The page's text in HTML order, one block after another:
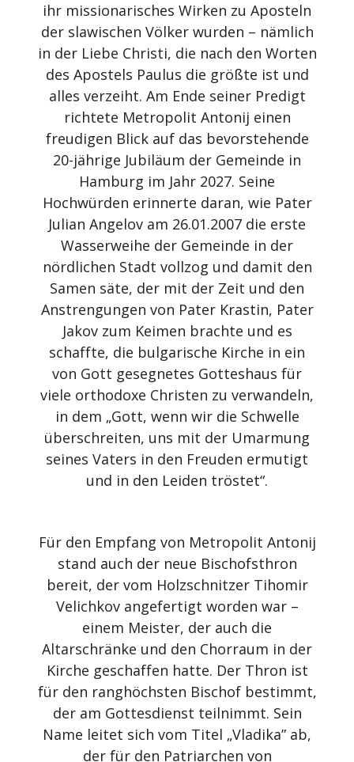
ihr missionarisches Wirken zu Aposteln
der slawischen Völker wurden – nämlich
in der Liebe Christi, die nach den Worten
des Apostels Paulus die größte ist und
alles verzeiht. Am Ende seiner Predigt
richtete Metropolit Antonij einen
freudigen Blick auf das bevorstehende
20-jährige Jubiläum der Gemeinde in
Hamburg im Jahr 2027. Seine
Hochwürden erinnerte daran, wie Pater
Julian Angelov am 26.01.2007 die erste
Wasserweihe der Gemeinde in der
nördlichen Stadt vollzog und damit den
Samen säte, der mit der Zeit und den
Anstrengungen von Pater Krastin, Pater
Jakov zum Keimen brachte und es
schaffte, die bulgarische Kirche in ein
von Gott gesegnetes Gotteshaus für
viele orthodoxe Christen zu verwandeln,
in dem „Gott, wenn wir die Schwelle
überschreiten, uns mit der Umarmung
seines Vaters in den Freuden ermutigt
und in den Leiden tröstet“.
Für den Empfang von Metropolit Antonij
stand auch der neue Bischofsthron
bereit, der vom Holzschnitzer Tihomir
Velichkov angefertigt worden war –
einem Meister, der auch die
Altarschränke und den Chorraum in der
Kirche geschaffen hatte. Der Thron ist
für den ranghöchsten Bischof bestimmt,
der am Gottesdienst teilnimmt. Sein
Name leitet sich vom Titel „Vladika” ab,
der für den Patriarchen von